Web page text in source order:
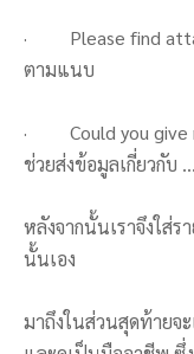
· Please find
ตามแนบ
· Could you give
ช่วยส่งข้อมูลเกี่ยวกับ
หลังจากนั้นเราจึงใส่ร
นั้นเอง
มาถึงในส่วนสุดท้ายจ